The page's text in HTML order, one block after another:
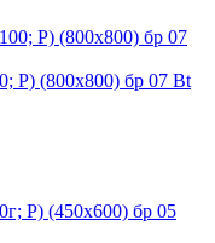
Р) (800х800) бр 07 Bt